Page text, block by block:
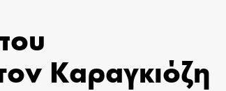
Καραγκιόζη